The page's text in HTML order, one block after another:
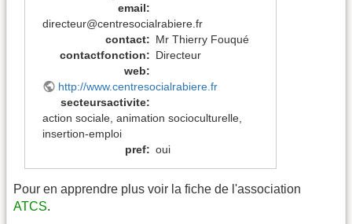
email:
directeur@centresocialrabiere.fr
contact: Mr Thierry Fouqué
contactfonction: Directeur
web:
http://www.centresocialrabiere.fr
secteursactivite:
action sociale, animation socioculturelle,
insertion-emploi
pref: oui
Pour en apprendre plus voir la fiche de l'association
ATCS.